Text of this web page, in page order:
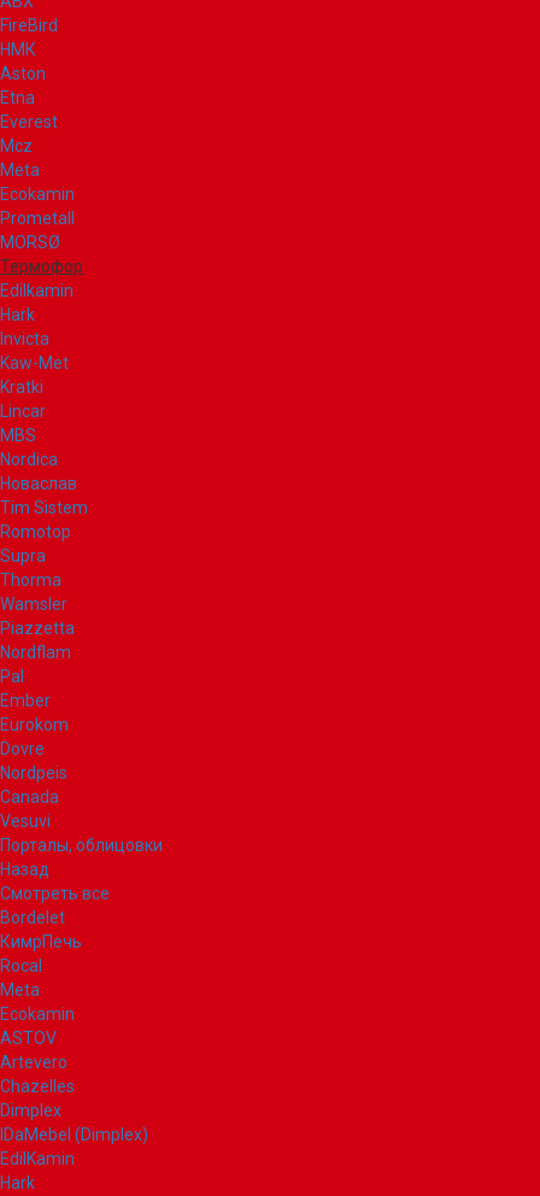
FireBird
НМК
Aston
Etna
Everest
Mcz
Meta
Ecokamin
Prometall
MORSØ
Термофор
Edilkamin
Hark
Invicta
Kaw-Met
Kratki
Lincar
MBS
Nordica
Новаслав
Tim Sistem
Romotop
Supra
Thorma
Wamsler
Piazzetta
Nordflam
Pal
Ember
Eurokom
Dovre
Nordpeis
Canada
Vesuvi
Порталы, облицовки
Назад
Смотреть все
Bordelet
КимрПечь
Rocal
Meta
Ecokamin
ASTOV
Artevero
Chazelles
Dimplex
IDaMebel (Dimplex)
EdilKamin
Hark